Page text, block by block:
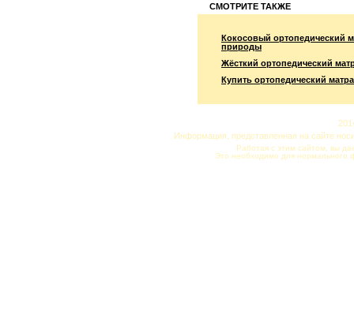
СМОТРИТЕ ТАКЖЕ
Кокосовый ортопедический
природы
Жёсткий ортопедический
Купить ортопедический
Информация, представленная на сайте
Работая с этим сайтом, вы
Это необходимо для нормального